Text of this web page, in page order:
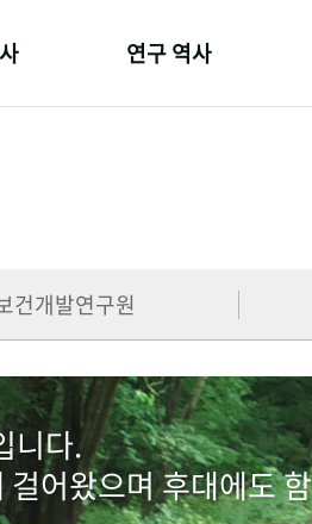
연구 역사
건개발연구원
니다.
어왔으며 후대에도